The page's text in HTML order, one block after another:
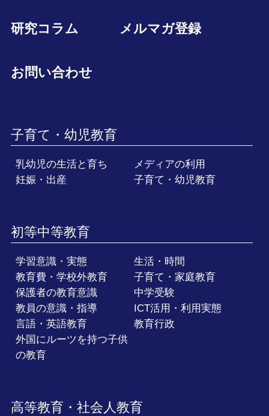
研究コラム メルマガ登録
お問い合わせ
子育て・幼児教育
乳幼児の生活と育ち
メディアの利用
妊娠・出産
子育て・幼児教育
初等中等教育
学習意識・実態
生活・時間
教育費・学校外教育
子育て・家庭教育
保護者の教育意識
中学受験
教員の意識・指導
ICT活用・利用実態
言語・英語教育
教育行政
外国にルーツを持つ子供
の教育
高等教育・社会人教育